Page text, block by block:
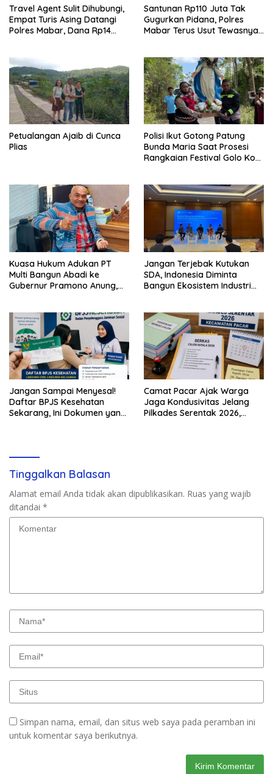
Travel Agent Sulit Dihubungi,
Empat Turis Asing Datangi
Polres Mabar, Dana Rp14
Santunan Rp110 Juta Tak
Gugurkan Pidana, Polres
Mabar Terus Usut Tewasnya
Petualangan Ajaib di Cunca
Plias
Polisi Ikut Gotong Patung
Bunda Maria Saat Prosesi
Rangkaian Festival Golo Koe
Kuasa Hukum Adukan PT
Multi Bangun Abadi ke
Gubernur Pramono Anung,
Jangan Terjebak Kutukan
SDA, Indonesia Diminta
Bangun Ekosistem Industri
Jangan Sampai Menyesal!
Daftar BPJS Kesehatan
Sekarang, Ini Dokumen yang
Camat Pacar Ajak Warga
Jaga Kondusivitas Jelang
Pilkades Serentak 2026,
Tinggalkan Balasan
Alamat email Anda tidak akan dipublikasikan. Ruas yang wajib
ditandai *
Simpan nama, email, dan situs web saya pada peramban ini
untuk komentar saya berikutnya.